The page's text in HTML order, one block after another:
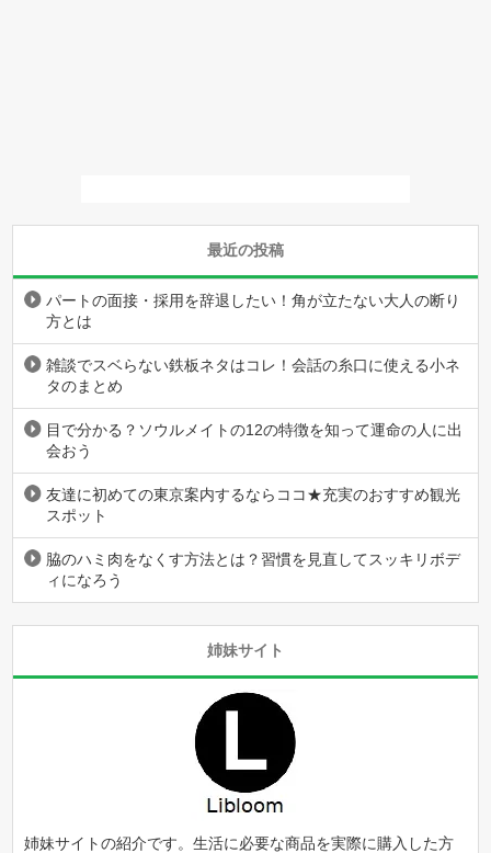
最近の投稿
パートの面接・採用を辞退したい！角が立たない大人の断り
方とは
雑談でスベらない鉄板ネタはコレ！会話の糸口に使える小ネ
タのまとめ
目で分かる？ソウルメイトの12の特徴を知って運命の人に出
会おう
友達に初めての東京案内するならココ★充実のおすすめ観光
スポット
脇のハミ肉をなくす方法とは？習慣を見直してスッキリボデ
ィになろう
姉妹サイト
姉妹サイトの紹介です。生活に必要な商品を実際に購入した方